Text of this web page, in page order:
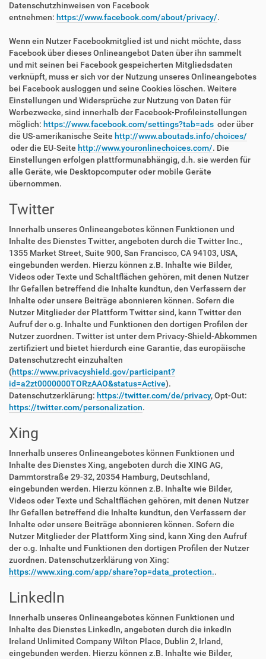
Datenschutzhinweisen von Facebook
entnehmen: https://www.facebook.com/about/privacy/.
Wenn ein Nutzer Facebookmitglied ist und nicht möchte, dass
Facebook über dieses Onlineangebot Daten über ihn sammelt
und mit seinen bei Facebook gespeicherten Mitgliedsdaten
verknüpft, muss er sich vor der Nutzung unseres Onlineangebotes
bei Facebook ausloggen und seine Cookies löschen. Weitere
Einstellungen und Widersprüche zur Nutzung von Daten für
Werbezwecke, sind innerhalb der Facebook-Profileinstellungen
möglich: https://www.facebook.com/settings?tab=ads oder über
die US-amerikanische Seite http://www.aboutads.info/choices/
oder die EU-Seite http://www.youronlinechoices.com/. Die
Einstellungen erfolgen plattformunabhängig, d.h. sie werden für
alle Geräte, wie Desktopcomputer oder mobile Geräte
übernommen.
Twitter
Innerhalb unseres Onlineangebotes können Funktionen und
Inhalte des Dienstes Twitter, angeboten durch die Twitter Inc.,
1355 Market Street, Suite 900, San Francisco, CA 94103, USA,
eingebunden werden. Hierzu können z.B. Inhalte wie Bilder,
Videos oder Texte und Schaltflächen gehören, mit denen Nutzer
Ihr Gefallen betreffend die Inhalte kundtun, den Verfassern der
Inhalte oder unsere Beiträge abonnieren können. Sofern die
Nutzer Mitglieder der Plattform Twitter sind, kann Twitter den
Aufruf der o.g. Inhalte und Funktionen den dortigen Profilen der
Nutzer zuordnen. Twitter ist unter dem Privacy-Shield-Abkommen
zertifiziert und bietet hierdurch eine Garantie, das europäische
Datenschutzrecht einzuhalten
(https://www.privacyshield.gov/participant?
id=a2zt0000000TORzAAO&status=Active).
Datenschutzerklärung: https://twitter.com/de/privacy, Opt-Out:
https://twitter.com/personalization.
Xing
Innerhalb unseres Onlineangebotes können Funktionen und
Inhalte des Dienstes Xing, angeboten durch die XING AG,
Dammtorstraße 29-32, 20354 Hamburg, Deutschland,
eingebunden werden. Hierzu können z.B. Inhalte wie Bilder,
Videos oder Texte und Schaltflächen gehören, mit denen Nutzer
Ihr Gefallen betreffend die Inhalte kundtun, den Verfassern der
Inhalte oder unsere Beiträge abonnieren können. Sofern die
Nutzer Mitglieder der Plattform Xing sind, kann Xing den Aufruf
der o.g. Inhalte und Funktionen den dortigen Profilen der Nutzer
zuordnen. Datenschutzerklärung von Xing:
https://www.xing.com/app/share?op=data_protection..
LinkedIn
Innerhalb unseres Onlineangebotes können Funktionen und
Inhalte des Dienstes LinkedIn, angeboten durch die inkedIn
Ireland Unlimited Company Wilton Place, Dublin 2, Irland,
eingebunden werden. Hierzu können z.B. Inhalte wie Bilder,